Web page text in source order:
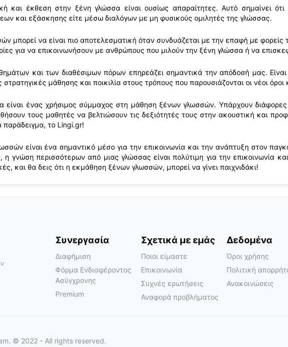
και έκθεση στην ξένη γλώσσα είναι ουσίως απαραίτητες. Αυτό σημαίνει
και εξάσκησης είτε μέσω διαλόγων με μη φυσικούς ομιλητές της γλώσσας.
μπορεί να είναι πιο αποτελεσματική όταν συνδυάζεται με την επαφή με φορείς
για να επικοινωνήσουν με ανθρώπους που μιλούν την ξένη γλώσσα ή να
και των διαθέσιμων πόρων επηρεάζει σημαντικά την απόδοσή μας.
μάθησης και ποικιλία στους τρόπους που παρουσιάζονται οι νέοι όροι
είναι ένας χρήσιμος σύμμαχος στη μάθηση ξένων γλωσσών. Υπάρχουν
τους μαθητές να βελτιώσουν τις δεξιότητές τους στην ακουστική και
παράδειγμα, το Lingi.gr!
είναι ένα σημαντικό μέσο για την επικοινωνία και την ανάπτυξη στον
η γνώση περισσότερων από μιας γλώσσας είναι πολύτιμη για την επικοινωνία
και θα δεις ότι η εκμάθηση ξένων γλωσσών, μπορεί να γίνει παιχνιδάκι!
Συνεργασία
Διαφήμιση
Φόρμα Ενδιαφέροντος
Ασύγχρονης
Premium
Σχετικά με εμάς
Ποιοι είμαστε
Επικοινωνία
Συχνές ερωτήσεις
Αναφορά προβλήματος
Δεδομένα
Όροι χρήσης
Πολιτική
Ανακοινώσεις
© 2022 - All rights reserved.